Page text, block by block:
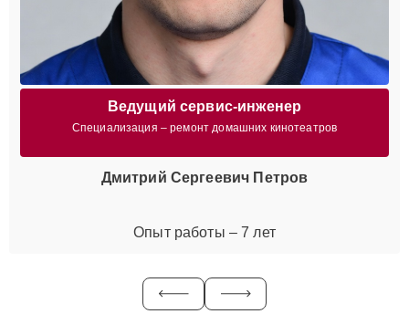
Ведущий сервис-инженер
Специализация – ремонт домашних кинотеатров
Дмитрий Сергеевич Петров
Опыт работы – 7 лет